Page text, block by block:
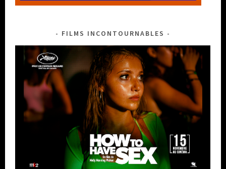
FILMS INCONTOURNABLES